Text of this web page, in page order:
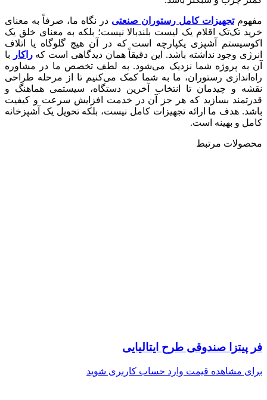
مفهومتجهیزات کامل رستوران صنعتی در نگاه ما، صرفاً به معنای
خرید تک‌تک اقلام یک لیست بلندبالا نیست؛ بلکه به معنای خلق یک
اکوسیستم آشپزی یکپارچه است که در آن هیچ گلوگاه یا اتلاف
انرژی وجود نداشته باشد. این دقیقاً همان دیدگاهی است کهراکار
با
آن به پروژه شما نزدیک می‌شود. به لطف تخصص ما در مشاوره
راه‌اندازی رستوران، ما به شما کمک می‌کنیم تا از مرحله طراحی
نقشه و چیدمان تا انتخاب آخرین دستگاه، سیستمی هماهنگ و
قدرتمند بسازید که هر جز آن در خدمت افزایش سرعت و کیفیت
باشد. هدف ما ارائه تجهیزات کامل نیست، بلکه تحویل یک آشپزخانه
کامل و بهینه است.
محصولات مرتبط
فر پیتزا صندوقی طرح ایتالیایی
برای مشاهده قیمت وارد حساب کاربری شوید